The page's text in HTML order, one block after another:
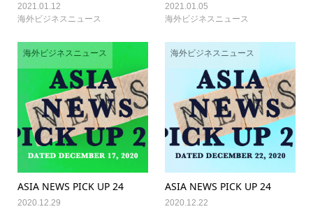
2021.01.12
海外ビジネスニュース
2021.01.05
海外ビジネスニュース
海外ビジネスニュース
ASIA NEWS PICK UP 24
2020.12.29
海外ビジネスニュース
ASIA NEWS PICK UP 24
2020.12.22